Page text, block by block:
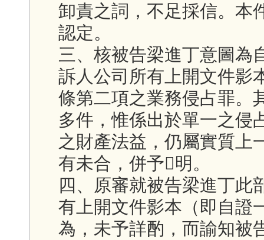
卸責之詞，不足採信。本
認定。
三、核被告梁進丁意圖為
訴人公司所有上開文件影
條第二項之業務侵占罪。
多件，惟係出於單一之侵
之財產法益，仍屬實質上
有未合，併予明。
四、原審就被告梁進丁此
有上開文件影本（即自證
為，未予詳酌，而諭知被